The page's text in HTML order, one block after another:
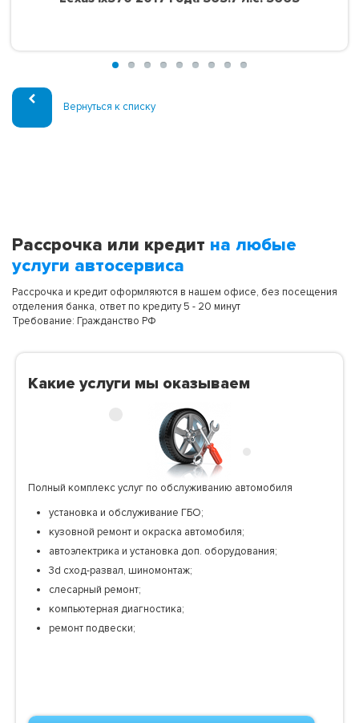
Вернуться к списку
Рассрочка или кредит на любые
услуги автосервиса
Рассрочка и кредит оформляются в нашем офисе, без посещения
отделения банка, ответ по кредиту 5 - 20 минут
Требование: Гражданство РФ
Какие услуги мы оказываем
Полный комплекс услуг по обслуживанию автомобиля
установка и обслуживание ГБО;
кузовной ремонт и окраска автомобиля;
автоэлектрика и установка доп. оборудования;
3d сход-развал, шиномонтаж;
слесарный ремонт;
компьютерная диагностика;
ремонт подвески;